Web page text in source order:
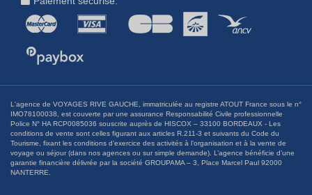
L'agence de VOYAGES RIVE GAUCHE, immatriculée au registre ATOUT France sous le n°
IMO78100038, est couverte par une assurance Responsabilité Civile professionnelle
Police N° HA RCP0085036 souscrite auprès de HISCOX – 33100 BORDEAUX - Les
conditions de vente sont celles figurant aux articles R.211-3 et suivants du Code du
Tourisme, fixant les conditions d’exercice des activités à l’organisation et à la vente de
voyage ou séjour (dans nos agences ou sur simple demande). L’agence bénéficie d’une
garantie financière délivrée par la société GROUPAMA – 3, Place Marcel Paul 92000
NANTERRE.